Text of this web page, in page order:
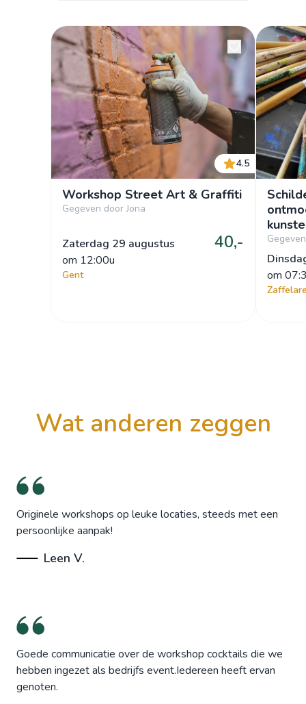
4.5
Workshop Street Art & Graffiti
Gegeven door Jona
Zaterdag 29 augustus
om 12:00u
40,-
Gent
van 6
om
wat anderen zeggen
Originele workshops op leuke locaties, steeds met een
persoonlijke aanpak!
Leen V.
Goede communicatie over de workshop cocktails die we
hebben ingezet als bedrijfs event.Iedereen heeft ervan
genoten.